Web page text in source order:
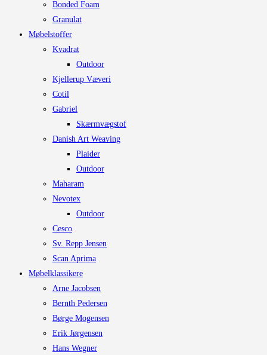
Bonded Foam
Granulat
Møbelstoffer
Kvadrat
Outdoor
Kjellerup Væveri
Cotil
Gabriel
Skærmvægstof
Danish Art Weaving
Plaider
Outdoor
Maharam
Nevotex
Outdoor
Cesco
Sv. Repp Jensen
Scan Aprima
Møbelklassikere
Arne Jacobsen
Bernth Pedersen
Børge Mogensen
Erik Jørgensen
Hans Wegner